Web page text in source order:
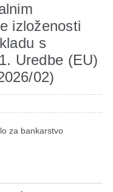
izloženosti
s
Uredbe (EU)
02)
za bankarstvo